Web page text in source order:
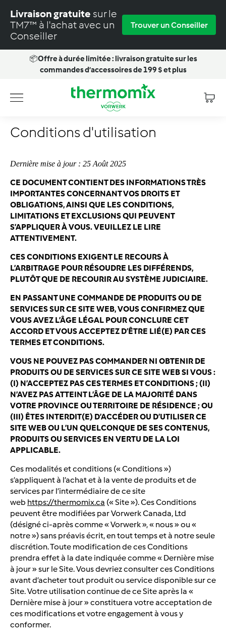
contenu
Livraison gratuite sur le
TM7™ à l'achat avec un
Conseiller
Trouver un Conseiller
Diaporama
📦Offre à durée limitée : livraison gratuite sur les
commandes d’accessoires de 199 $ et plus
Navigation
T
r
o
m
i
x
-
C
a
n
a
d
a
Conditions d'utilisation
Dernière mise à jour : 25 Août 2025
CE DOCUMENT CONTIENT DES INFORMATIONS TRÈS
IMPORTANTES CONCERNANT VOS DROITS ET
OBLIGATIONS, AINSI QUE LES CONDITIONS,
LIMITATIONS ET EXCLUSIONS QUI PEUVENT
S’APPLIQUER À VOUS. VEUILLEZ LE LIRE
ATTENTIVEMENT.
CES CONDITIONS EXIGENT LE RECOURS À
L’ARBITRAGE POUR RÉSOUDRE LES DIFFÉRENDS,
PLUTÔT QUE DE RECOURIR AU SYSTÈME JUDICIAIRE.
EN PASSANT UNE COMMANDE DE PRODUITS OU DE
SERVICES SUR CE SITE WEB, VOUS CONFIRMEZ QUE
VOUS AVEZ L’ÂGE LÉGAL POUR CONCLURE CET
ACCORD ET VOUS ACCEPTEZ D’ÊTRE LIÉ(E) PAR CES
TERMES ET CONDITIONS.
VOUS NE POUVEZ PAS COMMANDER NI OBTENIR DE
PRODUITS OU DE SERVICES SUR CE SITE WEB SI VOUS :
(I) N’ACCEPTEZ PAS CES TERMES ET CONDITIONS ; (II)
N’AVEZ PAS ATTEINT L’ÂGE DE LA MAJORITÉ DANS
VOTRE PROVINCE OU TERRITOIRE DE RÉSIDENCE ; OU
(III) ÊTES INTERDIT(E) D’ACCÉDER OU D’UTILISER CE
SITE WEB OU L’UN QUELCONQUE DE SES CONTENUS,
PRODUITS OU SERVICES EN VERTU DE LA LOI
APPLICABLE.
Ces modalités et conditions (« Conditions »)
s’appliquent à l’achat et à la vente de produits et de
services par l’intermédiaire de ce site
web https://thermomix.ca (« Site »). Ces Conditions
peuvent être modifiées par Vorwerk Canada, Ltd
(désigné ci-après comme « Vorwerk », « nous » ou «
notre ») sans préavis écrit, en tout temps et à notre seule
discrétion. Toute modification de ces Conditions
prendra effet à la date indiquée comme « Dernière mise
à jour » sur le Site. Vous devriez consulter ces Conditions
avant d’acheter tout produit ou service disponible sur ce
Site. Votre utilisation continue de ce Site après la «
Dernière mise à jour » constituera votre acceptation de
ces modifications et votre engagement à vous y
conformer.